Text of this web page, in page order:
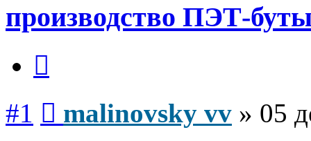
производство ПЭТ-
#1 malinovsky vv » 05